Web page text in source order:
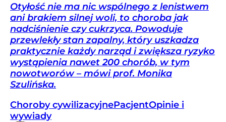
Otyłość nie ma nic wspólnego z lenistwem
ani brakiem silnej woli, to choroba jak
nadciśnienie czy cukrzyca. Powoduje
przewlekły stan zapalny, który uszkadza
praktycznie każdy narząd i zwiększa ryzyko
wystąpienia nawet 200 chorób, w tym
nowotworów – mówi prof. Monika
Szulińska.
Choroby cywilizacyjnePacjentOpinie i
wywiady